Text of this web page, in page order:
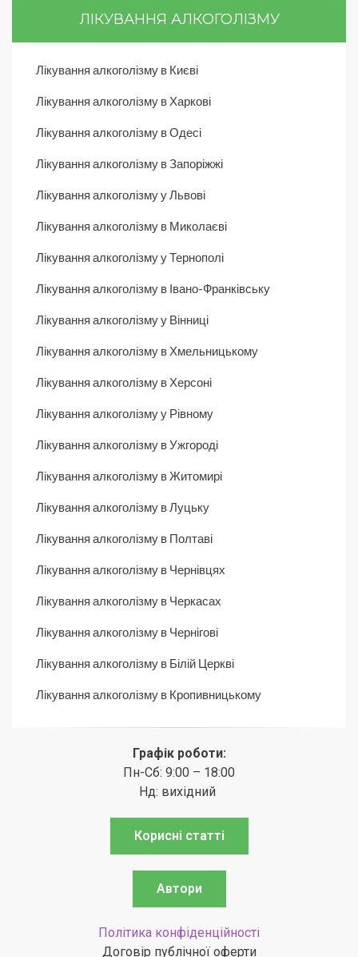
ЛІКУВАННЯ АЛКОГОЛІЗМУ
Лікування алкоголізму в Києві
Лікування алкоголізму в Харкові
Лікування алкоголізму в Одесі
Лікування алкоголізму в Запоріжжі
Лікування алкоголізму у Львові
Лікування алкоголізму в Миколаєві
Лікування алкоголізму у Тернополі
Лікування алкоголізму в Івано-Франківську
Лікування алкоголізму у Вінниці
Лікування алкоголізму в Хмельницькому
Лікування алкоголізму в Херсоні
Лікування алкоголізму у Рівному
Лікування алкоголізму в Ужгороді
Лікування алкоголізму в Житомирі
Лікування алкоголізму в Луцьку
Лікування алкоголізму в Полтаві
Лікування алкоголізму в Чернівцях
Лікування алкоголізму в Черкасах
Лікування алкоголізму в Чернігові
Лікування алкоголізму в Білій Церкві
Лікування алкоголізму в Кропивницькому
Графік роботи:
Пн-Сб: 9:00 – 18:00
Нд: вихідний
Корисні статті
Автори
Політика конфіденційності
Договір публічної оферти